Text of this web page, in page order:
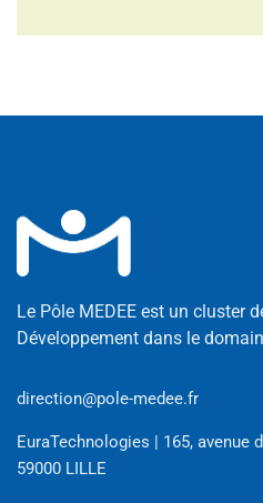
Le Pôle MEDEE est un cluster
Développement dans le
direction@pole-medee.fr
EuraTechnologies | 165, avenue
59000 LILLE